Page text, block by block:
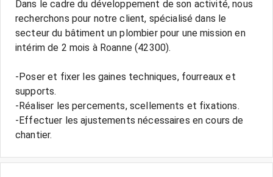
Dans le cadre du développement de son activité, nous
recherchons pour notre client, spécialisé dans le
secteur du bâtiment un plombier pour une mission en
intérim de 2 mois à Roanne (42300).
-Poser et fixer les gaines techniques, fourreaux et
supports.
-Réaliser les percements, scellements et fixations.
-Effectuer les ajustements nécessaires en cours de